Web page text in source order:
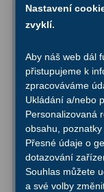
Pointace7
ADC, Tilting14
Rotátory34
Komponenty
Helical výtahy11
Okulárové výtahy
Pro
Váš
Sdělte
Kde
Nastavení
zvyklí.
Aby náš web dál
přistupujeme k
zpracováváme
Ukládání a/nebo
Personalizovaná
obsahu,
Přesné údaje o
dotazování
Souhlas můžete
a své volby